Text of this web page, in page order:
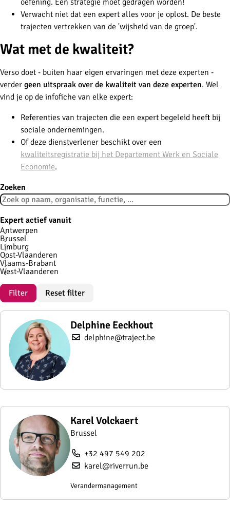
Verwacht niet dat een expert alles voor je oplost. De beste
trajecten vertrekken van de 'wijsheid van de groep'.
Wat met de kwaliteit?
Verso doet - buiten haar eigen ervaringen met deze experten -
verder geen uitspraak over de kwaliteit van deze experten. Wel
vind je op de infofiche van elke expert:
Referenties van trajecten die een expert begeleid heeft bij
sociale ondernemingen.
Of deze dienstverlener beschikt over een
kwaliteitsregistratie bij het Departement Werk en Sociale
Economie.
Zoeken
Expert actief vanuit
Antwerpen
Brussel
Limburg
Oost-Vlaanderen
Vlaams-Brabant
West-Vlaanderen
Filter Reset filter
Delphine Eeckhout
delphine@traject.be
Karel Volckaert
Brussel
+32 497 549 202
karel@riverrun.be
Verandermanagement